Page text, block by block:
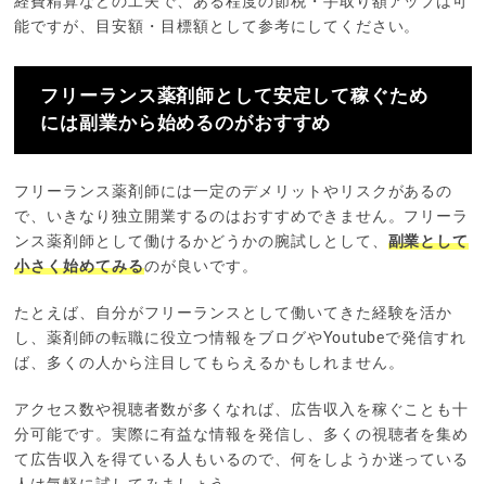
能ですが、目安額・目標額として参考にしてください。
フリーランス薬剤師として安定して稼ぐため
には副業から始めるのがおすすめ
フリーランス薬剤師には一定のデメリットやリスクがあるの
で、いきなり独立開業するのはおすすめできません。フリーラ
ンス薬剤師として働けるかどうかの腕試しとして、 副業として
小さく始めてみるのが良いです。
たとえば、自分がフリーランスとして働いてきた経験を活か
し、薬剤師の転職に役立つ情報をブログやYoutubeで発信すれ
ば、多くの人から注目してもらえるかもしれません。
アクセス数や視聴者数が多くなれば、広告収入を稼ぐことも十
分可能です。実際に有益な情報を発信し、多くの視聴者を集め
て広告収入を得ている人もいるので、何をしようか迷っている